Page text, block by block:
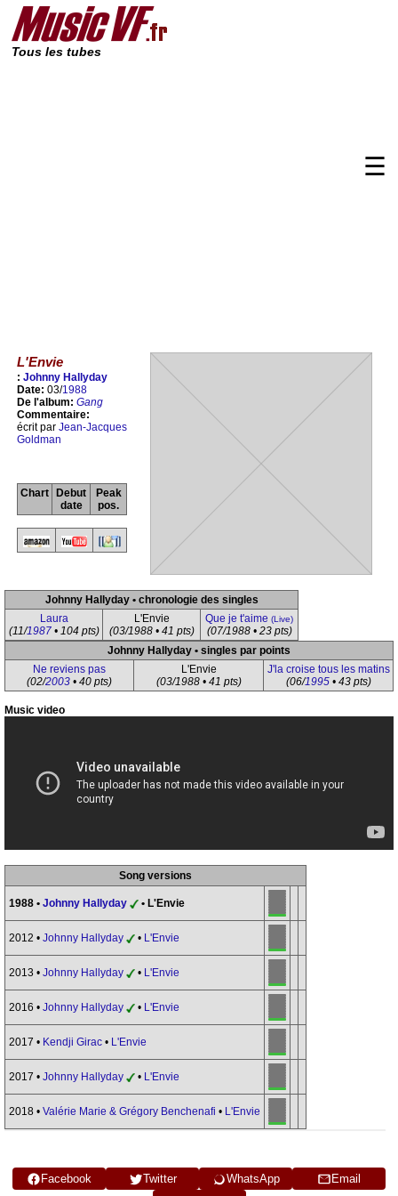
Tous les tubes
☰
L'Envie
: Johnny Hallyday
Date: 03/1988
De l'album: Gang
Commentaire:
écrit par Jean-Jacques
Goldman
Chart
Debut
date
Peak
pos.
Johnny Hallyday • chronologie des singles
Laura
(11/1987• 104 pts)
L'Envie
(03/1988 • 41 pts)
Que je t'aime (Live)
(07/1988 • 23 pts)
Johnny Hallyday • singles par points
Ne reviens pas
(02/2003 • 40 pts)
L'Envie
(03/1988 • 41 pts)
J'la croise tous les matins
(06/1995• 43 pts)
Music video
Song versions
1988 • Johnny Hallyday • L'Envie
2012 • Johnny Hallyday • L'Envie
2013 • Johnny Hallyday • L'Envie
2016 • Johnny Hallyday • L'Envie
2017 • Kendji Girac • L'Envie
2017 • Johnny Hallyday • L'Envie
2018 • Valérie Marie & Grégory Benchenafi • L'Envie
Facebook Twitter WhatsApp
Email